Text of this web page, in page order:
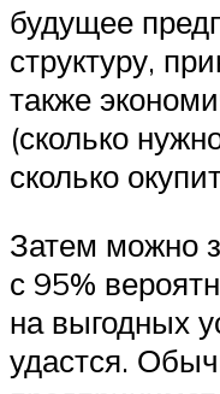
будущее
структуру,
также
(сколько
сколько
Затем можно
с 95%
на выгодных
удастся.